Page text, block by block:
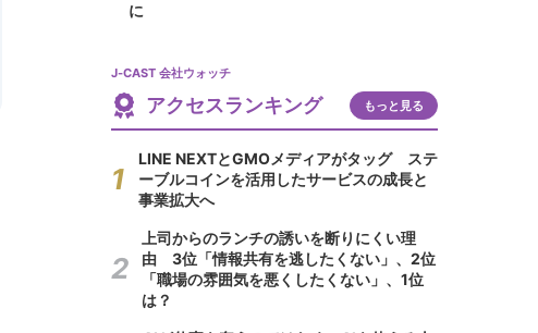
に
J-CAST 会社ウォッチ
アクセスランキング もっと見る
LINE NEXTとGMOメディアがタッグ ステ
ーブルコインを活用したサービスの成長と
事業拡大へ
上司からのランチの誘いを断りにくい理
由 3位「情報共有を逃したくない」、2位
「職場の雰囲気を悪くしたくない」、1位
は？